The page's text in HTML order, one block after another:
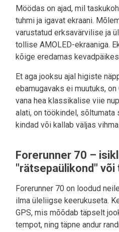
Möödas on ajad, mil
tuhmi ja igavat ekraani.
varustatud erksavärvilise ja
tollise AMOLED-ekraaniga.
kõige eredamas
Et aga jooksu ajal higiste
ebamugavaks ei muutuks,
vana hea klassikalise viie
alati, on töökindel,
kindad või kallab väljas vihma.
Forerunner 70 –
"rätsepaülikond"
Forerunner 70 on loodud
ilma üleliigse keerukuseta.
GPS, mis mõõdab täpselt
tempot, ning täpne andur